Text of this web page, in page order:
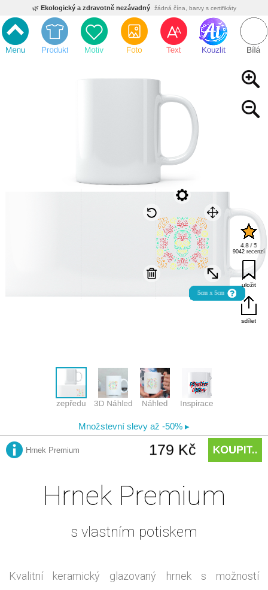
🌿 Ekologický a zdravotně nezávadný žádná čína, barvy s certifikáty
💡Inovativní výroba vlastní vývoj, nejnovější technologie
⚡ Rychlé dodání expedujeme do 24h
🏢 Výhodné pro firmy velké množstevní slevy
Hrnek Premium
s vlastním potiskem
Kvalitní keramický glazovaný hrnek s možností